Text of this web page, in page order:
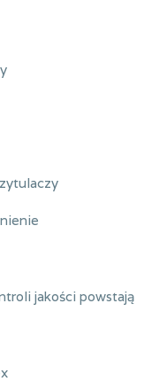
jakości powstają